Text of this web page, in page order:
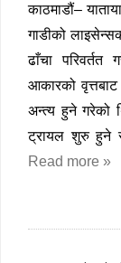
काठमाडौं–
गाडीको
ढाँचा
आकारको
अन्त्य हुने गरेको
ट्रायल शुरु हुने
Read more »